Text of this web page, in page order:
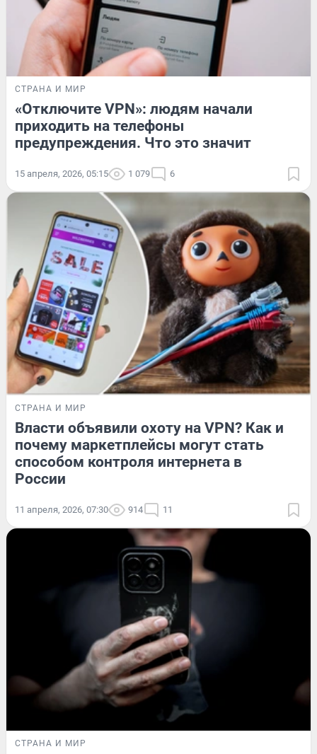
СТРАНА И МИР
«Отключите VPN»: людям начали
приходить на телефоны
предупреждения. Что это значит
15 апреля, 2026, 05:15 1 079 6
СТРАНА И МИР
Власти объявили охоту на VPN? Как и
почему маркетплейсы могут стать
способом контроля интернета в
России
11 апреля, 2026, 07:30 914 11
СТРАНА И МИР